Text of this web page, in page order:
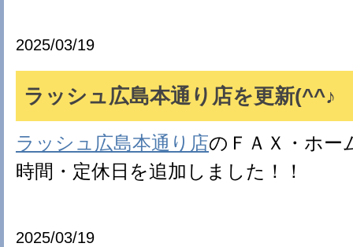
2025/03/19
ラッシュ広島本通り店を更新(^^♪
ラッシュ広島本通り店のＦＡＸ・ホー
時間・定休日を追加しました！！
2025/03/19